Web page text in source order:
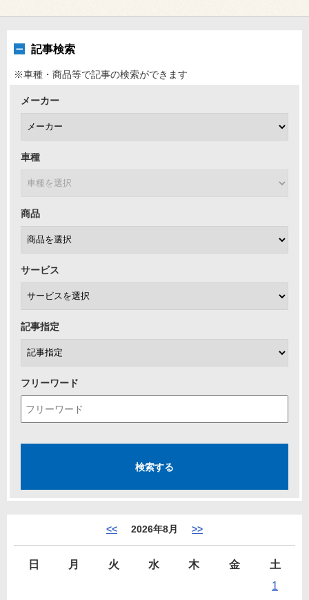
記事検索
※車種・商品等で記事の検索ができます
メーカー
車種
商品
サービス
記事指定
フリーワード
<< 2026年8月 >>
日 月 火 水 木 金
土
1